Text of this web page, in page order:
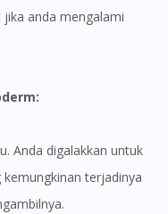
Singapore
terjadinya